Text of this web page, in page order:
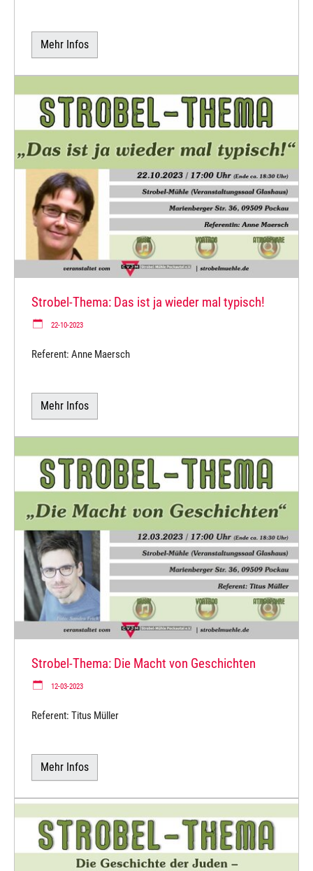
Mehr Infos
Strobel-Thema: Das ist ja wieder mal typisch!
22-10-2023
Referent: Anne Maersch
Mehr Infos
Strobel-Thema: Die Macht von Geschichten
12-03-2023
Referent: Titus Müller
Mehr Infos